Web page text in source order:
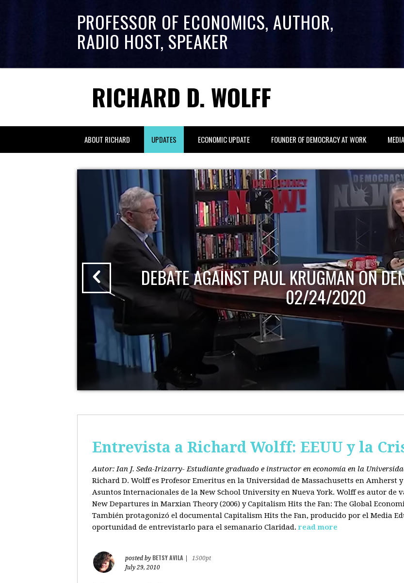
PROFESSOR OF ECONOMICS, AUTHOR,
RADIO HOST, SPEAKER
RICHARD D. WOLFF
ABOUT RICHARD UPDATES ECONOMIC UPDATE FOUNDER OF DEMOCRACY AT WORK MEDIA
DEBATE AGAINST PAUL KRUGMAN ON
02/24/2020
Entrevista a Richard Wolff: EEUU y la
Autor: Ian J. Seda-Irizarry- Estudiante graduado e instructor en economía en la
Richard D. Wolff es Profesor Emeritus en la Universidad de Massachusetts en Amherst
Asuntos Internacionales de la New School University en Nueva York. Wolff es autor de
New Departures in Marxian Theory (2006) y Capitalism Hits the Fan: The Global
También protagonizó el documental Capitalism Hits the Fan, producido por el Media
oportunidad de entrevistarlo para el semanario Claridad. read more
posted by BETSY AVILA
1500pt
July 29, 2010